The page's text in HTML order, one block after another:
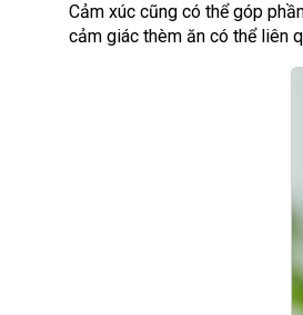
Cảm xúc cũng có thể góp
cảm giác thèm ăn có thể liên